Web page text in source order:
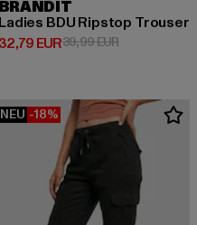
EUR
BRANDIT
Ladies BDU Ripstop Trouser
32,79 EUR
Derzeitiger Preis: 32,79 EUR
39,99 EURAktionspreis:
NEU -18%